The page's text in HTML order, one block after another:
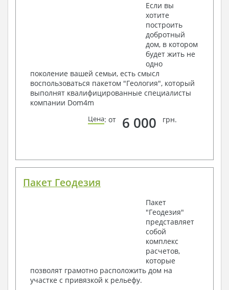
Если вы
хотите
построить
добротный
дом, в котором
будет жить не
одно
поколение вашей семьи, есть смысл
воспользоваться пакетом "Геология", который
выполнят квалифицированные специалисты
компании Dom4m
Цена: от 6 000 грн.
Пакет Геодезия
Пакет
"Геодезия"
представляет
собой
комплекс
расчетов,
которые
позволят грамотно расположить дом на
участке с привязкой к рельефу.